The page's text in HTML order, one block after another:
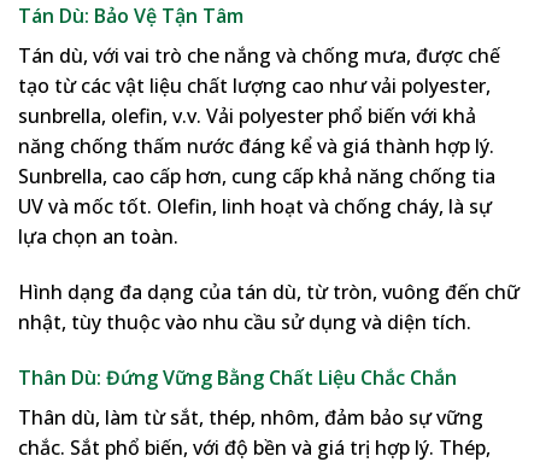
Tán Dù: Bảo Vệ Tận Tâm
Tán dù, với vai trò che nắng và chống mưa, được chế
tạo từ các vật liệu chất lượng cao như vải polyester,
sunbrella, olefin, v.v. Vải polyester phổ biến với khả
năng chống thấm nước đáng kể và giá thành hợp lý.
Sunbrella, cao cấp hơn, cung cấp khả năng chống tia
UV và mốc tốt. Olefin, linh hoạt và chống cháy, là sự
lựa chọn an toàn.
Hình dạng đa dạng của tán dù, từ tròn, vuông đến chữ
nhật, tùy thuộc vào nhu cầu sử dụng và diện tích.
Thân Dù: Đứng Vững Bằng Chất Liệu Chắc Chắn
Thân dù, làm từ sắt, thép, nhôm, đảm bảo sự vững
chắc. Sắt phổ biến, với độ bền và giá trị hợp lý. Thép,